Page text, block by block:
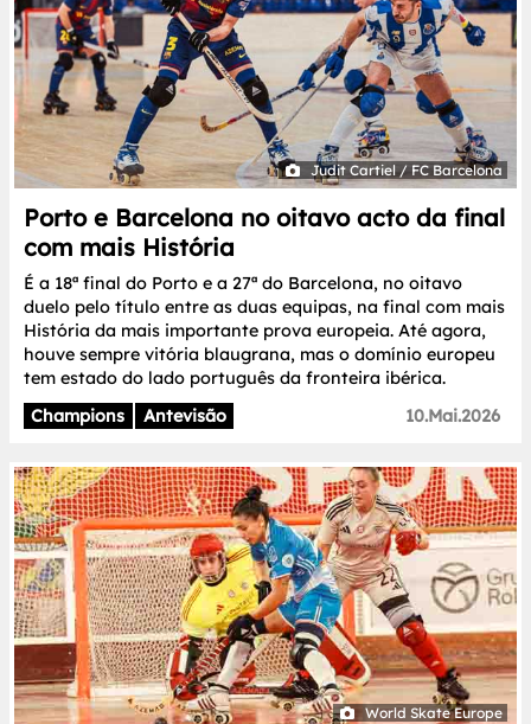
Judit Cartiel / FC Barcelona
Porto e Barcelona no oitavo acto da final
com mais História
É a 18ª final do Porto e a 27ª do Barcelona, no oitavo
duelo pelo título entre as duas equipas, na final com mais
História da mais importante prova europeia. Até agora,
houve sempre vitória blaugrana, mas o domínio europeu
tem estado do lado português da fronteira ibérica.
Champions
Antevisão 10.Mai.2026
World Skate Europe